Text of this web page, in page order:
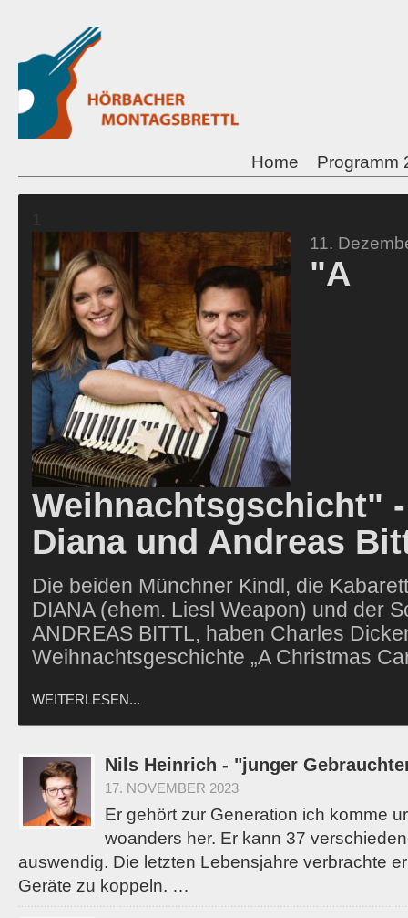
Programm
Home
11.
"A
Weihnachtsgschicht"
Diana und Andreas
Die beiden Münchner Kindl, die
DIANA (ehem. Liesl Weapon) und der
ANDREAS BITTL, haben Charles
Weihnachtsgeschichte „A Christmas
WEITERLESEN...
Nils Heinrich - "junger
17. NOVEMBER 2023
Er gehört zur Generation ich komme
woanders her. Er kann 37
auswendig. Die letzten Lebensjahre verbrachte
Geräte zu koppeln. …